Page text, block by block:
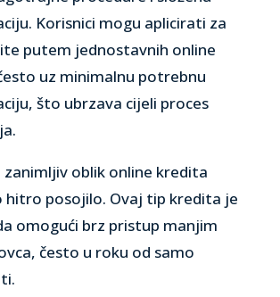
Korisnici mogu aplicirati za
putem jednostavnih online
uz minimalnu potrebnu
što ubrzava cijeli proces
zanimljiv oblik online kredita
hitro posojilo. Ovaj tip kredita je
omogući brz pristup manjim
često u roku od samo